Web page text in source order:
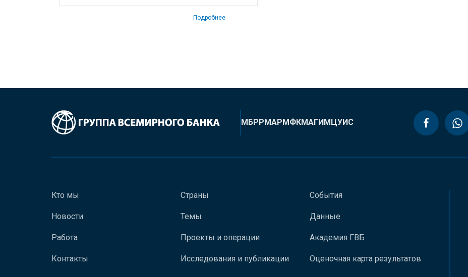
Подробнее
МБРРМАРМФКМАГИМЦУИС
Кто мы
Новости
Работа
Контакты
Страны
Темы
Проекты и операции
Исследования и публикации
События
Данные
Академия ГВБ
Оценочная карта результатов